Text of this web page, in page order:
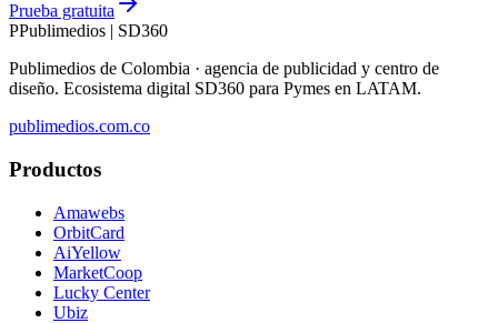
Prueba gratuita
PPublimedios | SD360
Publimedios de Colombia · agencia de publicidad y centro de
diseño. Ecosistema digital SD360 para Pymes en LATAM.
publimedios.com.co
Productos
Amawebs
OrbitCard
AiYellow
MarketCoop
Lucky Center
Ubiz